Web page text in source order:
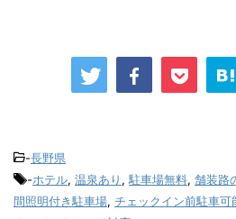
-長野県
-ホテル, 温泉あり , 駐車場無料, 舗装路
間照明付き駐車場, チェックイン前駐車可